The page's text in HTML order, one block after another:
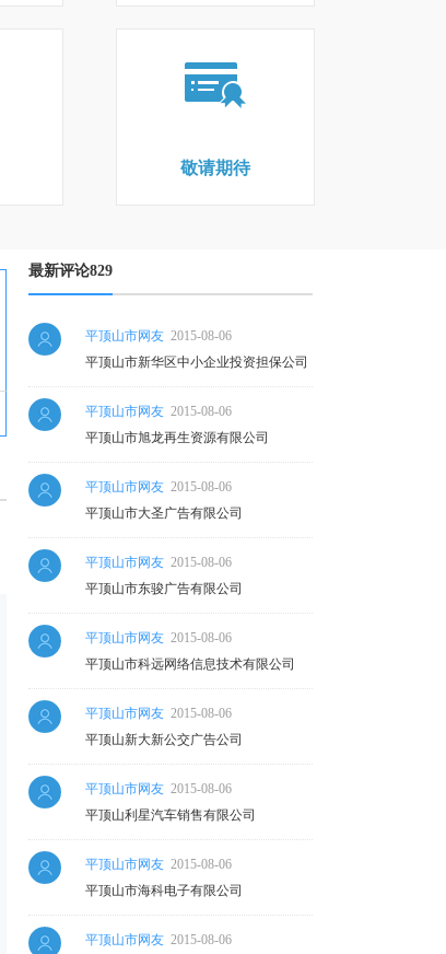
敬请期待
最新评论829
平顶山市网友 2015-08-06
平顶山市新华区中小企业投资担保公司
平顶山市网友 2015-08-06
平顶山市旭龙再生资源有限公司
平顶山市网友 2015-08-06
平顶山市大圣广告有限公司
平顶山市网友 2015-08-06
平顶山市东骏广告有限公司
平顶山市网友 2015-08-06
平顶山市科远网络信息技术有限公司
平顶山市网友 2015-08-06
平顶山新大新公交广告公司
平顶山市网友 2015-08-06
平顶山利星汽车销售有限公司
平顶山市网友 2015-08-06
平顶山市海科电子有限公司
平顶山市网友 2015-08-06